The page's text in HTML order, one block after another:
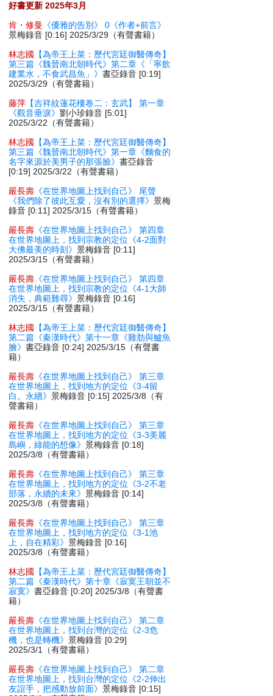
好書更新 2025年3月
肯・修曼
《優雅的告別》 0《作者+前言》
景梅錄音 [0:16] 2025/3/29（有聲書籍）
林志國
【為帝王上菜：歷代宮廷御醫傳奇】
第三篇《魏晉南北朝時代》第二章《「寧飲
建業水，不食武昌魚」》書亞錄音 [0:19]
2025/3/29（有聲書籍）
藤萍 【吉祥紋蓮花樓卷二：玄武】 第一章
《觀音垂淚》劉小珍錄音 [5:01]
2025/3/22（有聲書籍）
林志國
【為帝王上菜：歷代宮廷御醫傳奇】
第三篇《魏晉南北朝時代》第一章《麵食的
名字來源於美男子的那張臉》書亞錄音
[0:19] 2025/3/22（有聲書籍）
嚴長壽 《在世界地圖上找到自己》 尾聲
《我們除了彼此互愛，沒有別的選擇》景梅
錄音 [0:11] 2025/3/15（有聲書籍）
嚴長壽 《在世界地圖上找到自己》 第四章
在世界地圖上，找到宗教的定位《4-2面對
大佛最美的時刻》景梅錄音 [0:11]
2025/3/15（有聲書籍）
嚴長壽 《在世界地圖上找到自己》 第四章
在世界地圖上，找到宗教的定位《4-1大師
消失，典範難尋》景梅錄音 [0:16]
2025/3/15（有聲書籍）
林志國
【為帝王上菜：歷代宮廷御醫傳奇】
第二篇《秦漢時代》第十一章《雞肋與鱸魚
膾》書亞錄音 [0:24] 2025/3/15（有聲書
籍）
嚴長壽 《在世界地圖上找到自己》 第三章
在世界地圖上，找到地方的定位《3-4留
白。永續》景梅錄音 [0:15] 2025/3/8（有
聲書籍）
嚴長壽 《在世界地圖上找到自己》 第三章
在世界地圖上，找到地方的定位《3-3美麗
島嶼，綠能的想像》景梅錄音 [0:18]
2025/3/8（有聲書籍）
嚴長壽 《在世界地圖上找到自己》 第三章
在世界地圖上，找到地方的定位《3-2不老
部落，永續的未來》景梅錄音 [0:14]
2025/3/8（有聲書籍）
嚴長壽 《在世界地圖上找到自己》 第三章
在世界地圖上，找到地方的定位《3-1池
上，自在精彩》景梅錄音 [0:16]
2025/3/8（有聲書籍）
林志國
【為帝王上菜：歷代宮廷御醫傳奇】
第二篇《秦漢時代》第十章《寂寞王朝並不
寂寞》書亞錄音 [0:20] 2025/3/8（有聲書
籍）
嚴長壽 《在世界地圖上找到自己》 第二章
在世界地圖上，找到台灣的定位《2-3危
機，也是轉機》景梅錄音 [0:29]
2025/3/1（有聲書籍）
嚴長壽 《在世界地圖上找到自己》 第二章
在世界地圖上，找到台灣的定位《2-2伸出
友誼手，把感動放前面》景梅錄音 [0:15]